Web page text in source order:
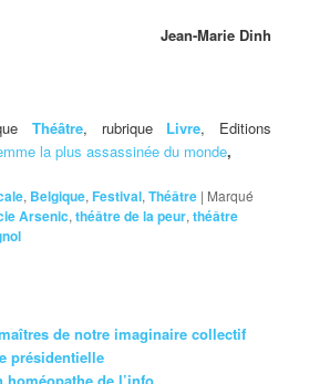
Jean-Marie Dinh
Théâtre, rubrique Livre, Editions
la plus assassinée du monde,
, Belgique,Festival,Théâtre | Marqué
Arsenic,théâtre de la peur,théâtre
de notre imaginaire collectif
présidentielle
de l’info